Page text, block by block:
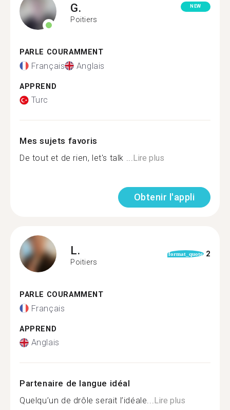
G.
Poitiers
NEW
PARLE COURAMMENT
Français Anglais
APPREND
Turc
Mes sujets favoris
De tout et de rien, let's talk ...Lire plus
Obtenir l'appli
L.
Poitiers
format_quote 2
PARLE COURAMMENT
Français
APPREND
Anglais
Partenaire de langue idéal
Quelqu’un de drôle serait l’idéale...Lire plus